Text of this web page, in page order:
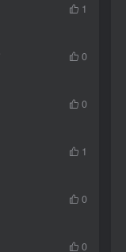
1
0
0
1
0
0